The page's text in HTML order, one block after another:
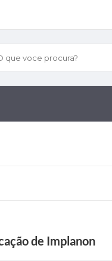
procura?
de Implanon